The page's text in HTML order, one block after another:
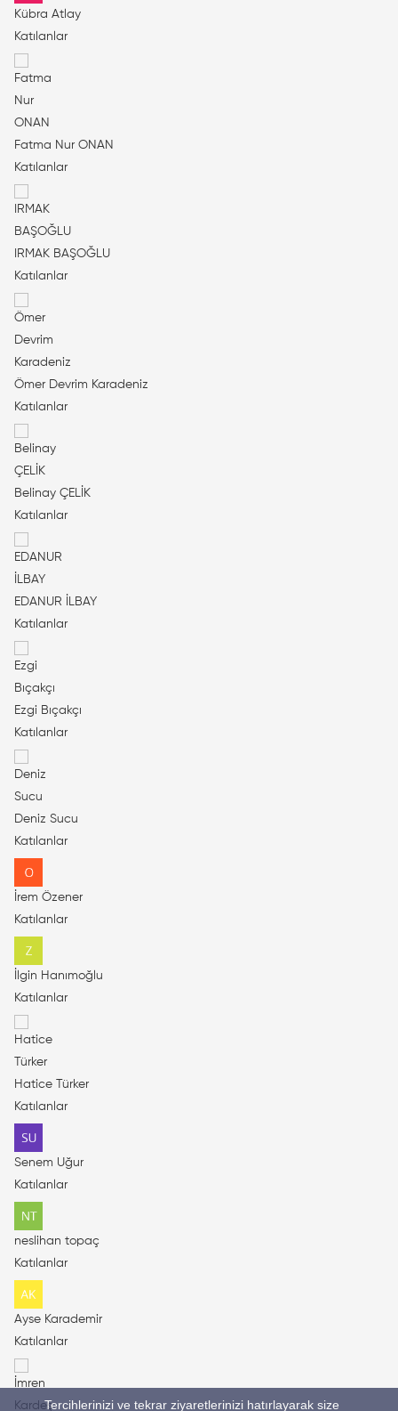
Tercihlerinizi ve tekrar ziyaretlerinizi hatırlayarak size
Kübra Atlay
Katılanlar
Fatma Nur ONAN
Katılanlar
IRMAK BAŞOĞLU
Katılanlar
Ömer Devrim Karadeniz
Katılanlar
Belinay ÇELİK
Katılanlar
EDANUR İLBAY
Katılanlar
Ezgi Bıçakçı
Katılanlar
Deniz Sucu
Katılanlar
İrem Özener
Katılanlar
İlgin Hanımoğlu
Katılanlar
Hatice Türker
Katılanlar
Senem Uğur
Katılanlar
neslihan topaç
Katılanlar
Ayse Karademir
Katılanlar